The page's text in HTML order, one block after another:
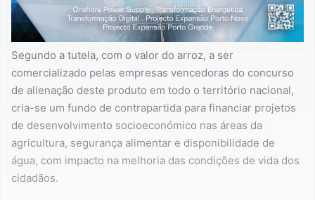
Segundo a tutela, com o valor do arroz, a ser
comercializado pelas empresas vencedoras do concurso
de alienação deste produto em todo o território nacional,
cria-se um fundo de contrapartida para financiar projetos
de desenvolvimento socioeconómico nas áreas da
agricultura, segurança alimentar e disponibilidade de
água, com impacto na melhoria das condições de vida dos
cidadãos.